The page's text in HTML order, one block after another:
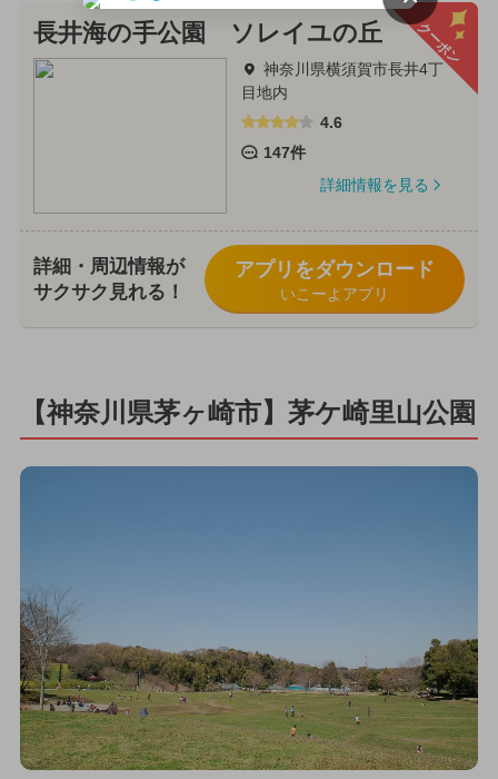
クーポン
長井海の手公園 ソレイユの丘
神奈川県横須賀市長井4丁
目地内
4.6
147件
詳細情報を見る
詳細・周辺情報が
サクサク見れる！
アプリをダウンロード
いこーよアプリ
【神奈川県茅ヶ崎市】茅ケ崎里山公園